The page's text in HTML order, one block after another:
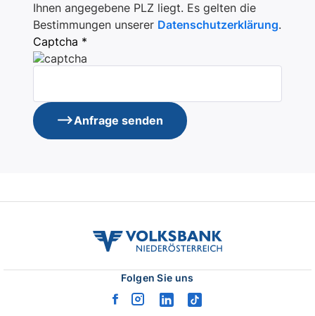
Ihnen angegebene PLZ liegt. Es gelten die
Bestimmungen unserer Datenschutzerklärung.
Captcha *
Anfrage senden
volksbank
noe
Folgen Sie uns
facebook
instagram
linkedintiktok